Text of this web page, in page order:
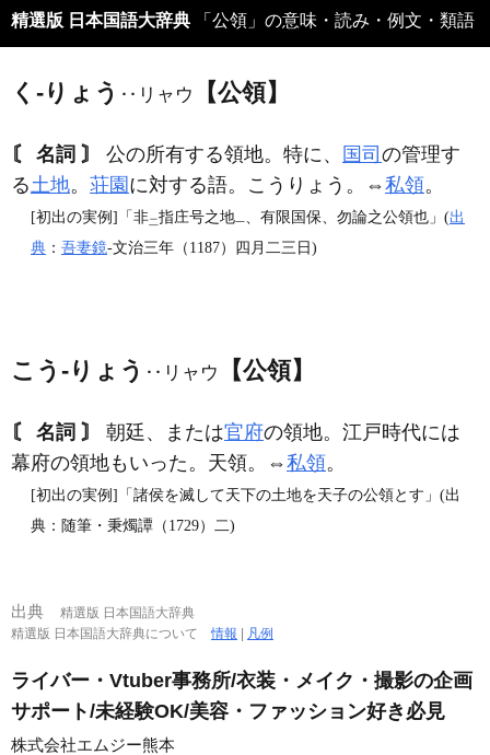
精選版 日本国語大辞典 「公領」の意味・読み・例文・類語
く‐りょう ‥リャウ 【公領】
〘 名詞 〙 公の所有する領地。特に、 国司 の管理す
る土地。 荘園 に対する語。こうりょう。⇔私領。
[初出の実例]「非二指庄号之地一 、有限国保、勿論之公領也」(出
典 ： 吾妻鏡‐文治三年（1187）四月二三日)
こう‐りょう ‥リャウ 【公領】
〘 名詞 〙 朝廷、または官府の領地。江戸時代には
幕府の領地もいった。天領。⇔私領。
[初出の実例]「諸侯を滅して天下の土地を天子の公領とす」(出
典：随筆・秉燭譚（1729）二)
出典
精選版 日本国語大辞典
精選版 日本国語大辞典について情報 凡例
ライバー・Vtuber事務所/衣装・メイク・撮影の企画
サポート/未経験OK/美容・ファッション好き必見
株式会社エムジー熊本